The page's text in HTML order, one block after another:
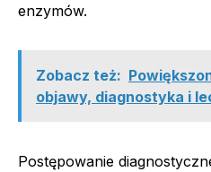
enzymów.
Zobacz też:
objawy, diagnostyka i
Postępowanie